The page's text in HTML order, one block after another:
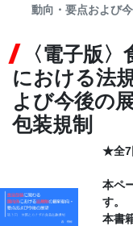
SITE MAP
動向・要点および
〈電子版〉
における法
よび今後の
包装規制
★全7
本ペ
す。
本書